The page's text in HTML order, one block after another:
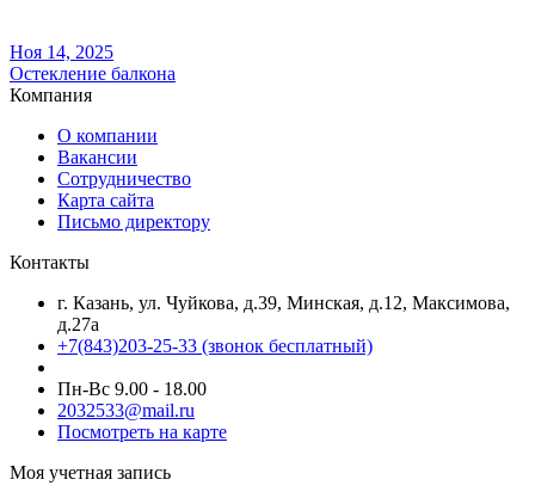
Ноя 14, 2025
Остекление балкона
Компания
О компании
Вакансии
Сотрудничество
Карта сайта
Письмо директору
Контакты
г. Казань, ул. Чуйкова, д.39, Минская, д.12, Максимова,
д.27а
+7(843)203-25-33 (звонок бесплатный)
Пн-Вс 9.00 - 18.00
2032533@mail.ru
Посмотреть на карте
Моя учетная запись